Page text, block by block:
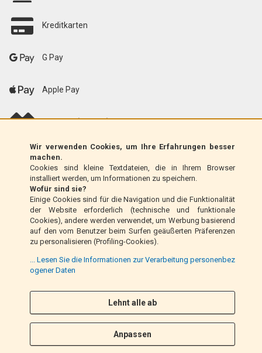
Wir verwenden Cookies, um Ihre Erfahrungen besser
machen.
Cookies sind kleine Textdateien, die in Ihrem Browser
installiert werden, um Informationen zu speichern.
Wofür sind sie?
Einige Cookies sind für die Navigation und die Funktionalität
der Website erforderlich (technische und funktionale
Cookies), andere werden verwendet, um Werbung basierend
auf den vom Benutzer beim Surfen geäußerten Präferenzen
zu personalisieren (Profiling-Cookies).
... Lesen Sie die Informationen zur Verarbeitung personenbez
ogener Daten
Lehnt alle ab
Anpassen
Kreditkarten
G Pay
Apple Pay
scalapay (EU only)
Klarna (nur EU)
Zahlungsanweisung (nur Italien)
Nachnahme (nur Italien)
F
c
I
s